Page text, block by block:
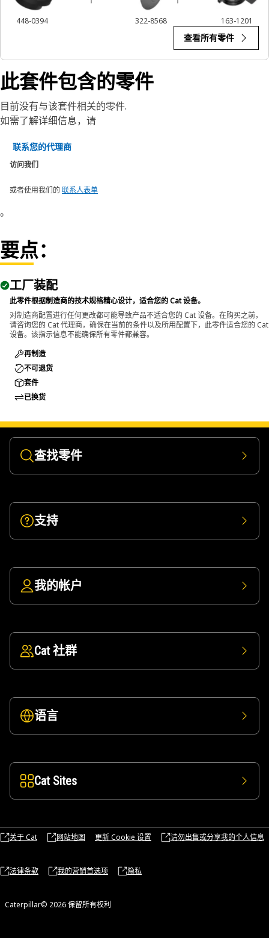
448-0394 322-8568 163-1201
查看所有零件
此套件包含的零件
目前没有与该套件相关的零件.
如需了解详细信息，请
联系您的代理商
访问我们
或者使用我们的 联系人表单
。
要点：
工厂装配
此零件根据制造商的技术规格精心设计，适合您的 Cat 设备。
对制造商配置进行任何更改都可能导致产品不适合您的 Cat 设备。在购买之前，
请咨询您的 Cat 代理商，确保在当前的条件以及所用配置下，此零件适合您的 Cat
设备。该指示信息不能确保所有零件都兼容。
再制造
不可退货
套件
已换货
查找零件
支持
我的帐户
Cat 社群
语言
Cat Sites
关于 Cat 网站地图 更新 Cookie 设置 请勿出售或分享我的个人信息
法律条款 我的营销首选项 隐私
Caterpillar© 2026 保留所有权利